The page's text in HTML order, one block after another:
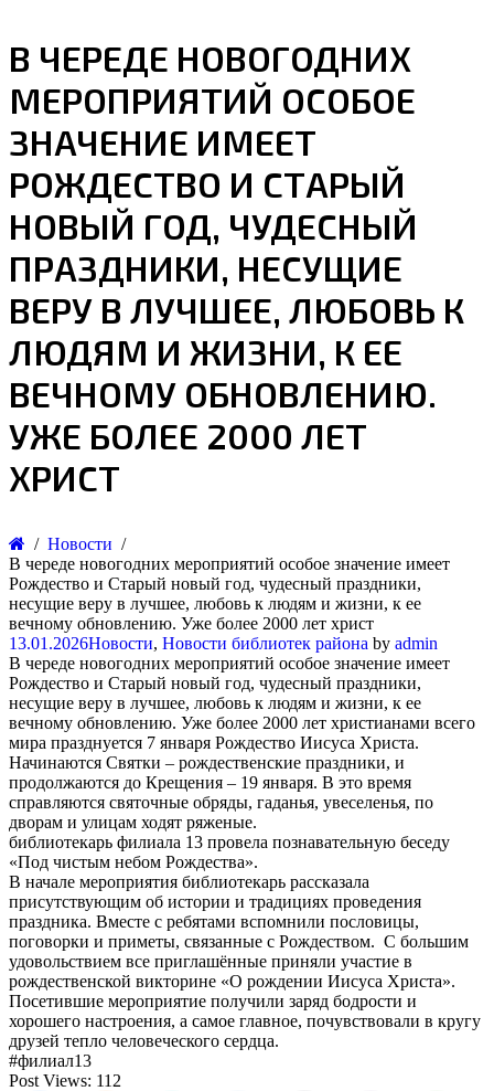
В ЧЕРЕДЕ НОВОГОДНИХ
МЕРОПРИЯТИЙ ОСОБОЕ
ЗНАЧЕНИЕ ИМЕЕТ
РОЖДЕСТВО И СТАРЫЙ
НОВЫЙ ГОД, ЧУДЕСНЫЙ
ПРАЗДНИКИ, НЕСУЩИЕ
ВЕРУ В ЛУЧШЕЕ, ЛЮБОВЬ К
ЛЮДЯМ И ЖИЗНИ, К ЕЕ
ВЕЧНОМУ ОБНОВЛЕНИЮ.
УЖЕ БОЛЕЕ 2000 ЛЕТ
ХРИСТ
Новости
В череде новогодних мероприятий особое значение имеет
Рождество и Старый новый год, чудесный праздники,
несущие веру в лучшее, любовь к людям и жизни, к ее
вечному обновлению. Уже более 2000 лет христ
13.01.2026Новости, Новости библиотек района by admin
В череде новогодних мероприятий особое значение имеет
Рождество и Старый новый год, чудесный праздники,
несущие веру в лучшее, любовь к людям и жизни, к ее
вечному обновлению. Уже более 2000 лет христианами всего
мира празднуется 7 января Рождество Иисуса Христа.
Начинаются Святки – рождественские праздники, и
продолжаются до Крещения – 19 января. В это время
справляются святочные обряды, гаданья, увеселенья, по
дворам и улицам ходят ряженые.
библиотекарь филиала 13 провела познавательную беседу
«Под чистым небом Рождества».
В начале мероприятия библиотекарь рассказала
присутствующим об истории и традициях проведения
праздника. Вместе с ребятами вспомнили пословицы,
поговорки и приметы, связанные с Рождеством. С большим
удовольствием все приглашённые приняли участие в
рождественской викторине «О рождении Иисуса Христа».
Посетившие мероприятие получили заряд бодрости и
хорошего настроения, а самое главное, почувствовали в кругу
друзей тепло человеческого сердца.
#филиал13
Post Views: 112